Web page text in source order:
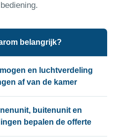
belangrijk?
en luchtverdeling
af van de kamer
buitenunit en
bepalen de offerte